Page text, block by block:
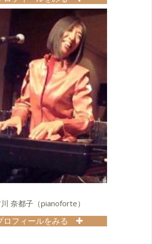
に薗田憲一＆ディキシーキ
演奏を聴いたのがきっかけ
ボーンを始める。
音楽大学ジャズコースに入
経験を積む。
ンをJiggs Whigham、松
雄三、中川英二郎、北原
事。
、同校ジャズコース管楽器
して卒業。
から参加していたカンタス
ンバマシーンズでFuji
Rookie A GO GO!に出演。
ビュー。
ンバマ・ホーンズのセクシ
ダー兼アレンジャーを勤め
BRASS BAND等のバンド
ーまたはサポートとして活
奈都子（pianoforte）
ロフィールをみる